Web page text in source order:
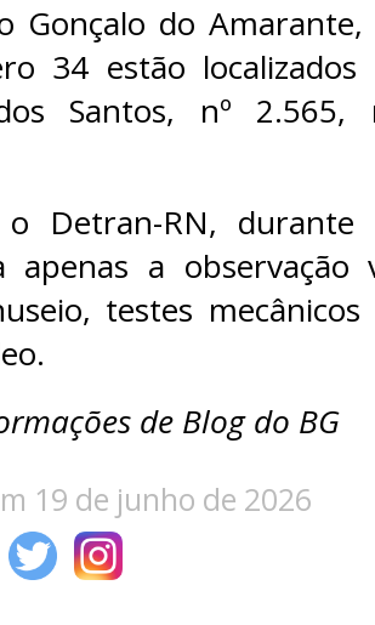
Gonçalo do
34 estão localizados
Santos, nº
o Detran-RN, durante
apenas a observação
testes
de Blog do BG
19 de junho de 2026